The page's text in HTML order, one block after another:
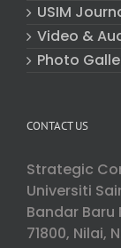
USIM
Video &
Photo
CONTACT US
Strategic
Universiti
Bandar Baru
71800, Nilai,